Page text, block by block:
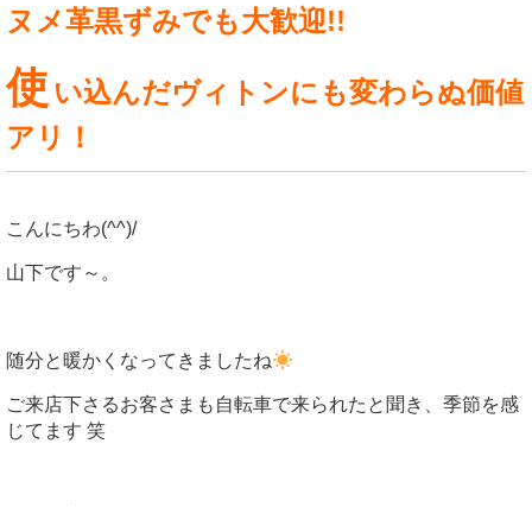
ヌメ革黒ずみでも大歓迎!!
使 い込んだヴィトンにも変わらぬ価値
アリ！
こんにちわ(^^)/
山下です～。
随分と暖かくなってきましたね
ご来店下さるお客さまも自転車で来られたと聞き、季節を感
じてます 笑